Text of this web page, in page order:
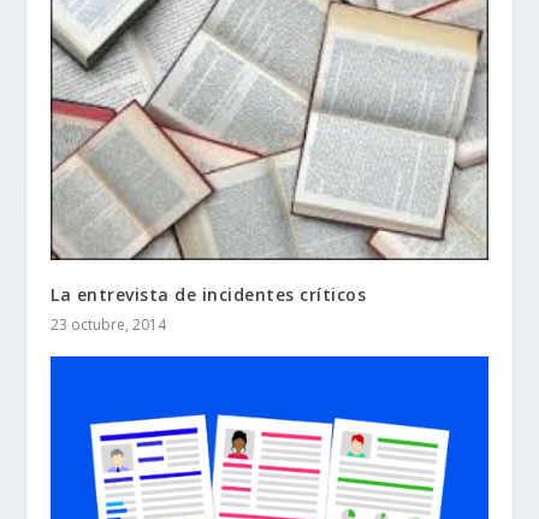
La entrevista de incidentes críticos
23 octubre, 2014